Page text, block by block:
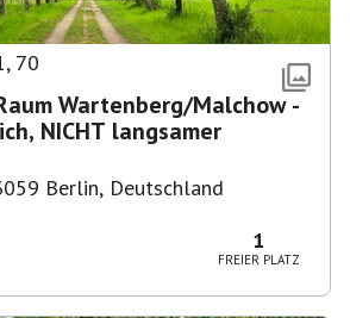
, 70
Wartenberg/Malchow -
NICHT langsamer
Berlin, Deutschland
1
FREIER PLATZ